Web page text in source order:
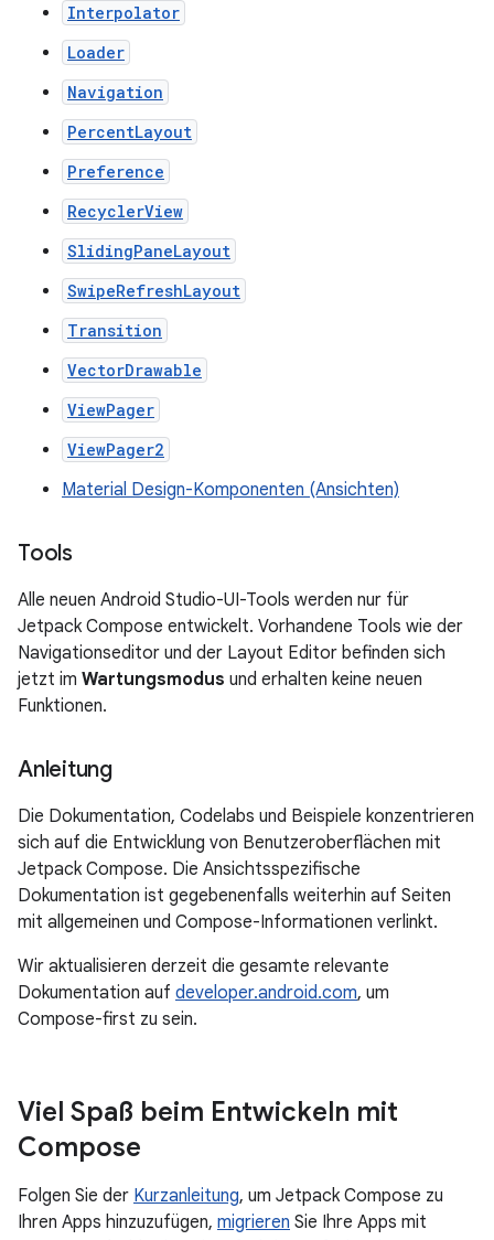
Interpolator
Loader
Navigation
PercentLayout
Preference
RecyclerView
SlidingPaneLayout
SwipeRefreshLayout
Transition
VectorDrawable
ViewPager
ViewPager2
Material Design-Komponenten (Ansichten)
Tools
Alle neuen Android Studio-UI-Tools werden nur für
Jetpack Compose entwickelt. Vorhandene Tools wie der
Navigationseditor und der Layout Editor befinden sich
jetzt im Wartungsmodus und erhalten keine neuen
Funktionen.
Anleitung
Die Dokumentation, Codelabs und Beispiele konzentrieren
sich auf die Entwicklung von Benutzeroberflächen mit
Jetpack Compose. Die Ansichtsspezifische
Dokumentation ist gegebenenfalls weiterhin auf Seiten
mit allgemeinen und Compose-Informationen verlinkt.
Wir aktualisieren derzeit die gesamte relevante
Dokumentation auf developer.android.com, um
Compose-first zu sein.
Viel Spaß beim Entwickeln mit
Compose
Folgen Sie der Kurzanleitung, um Jetpack Compose zu
Ihren Apps hinzuzufügen, migrieren Sie Ihre Apps mit